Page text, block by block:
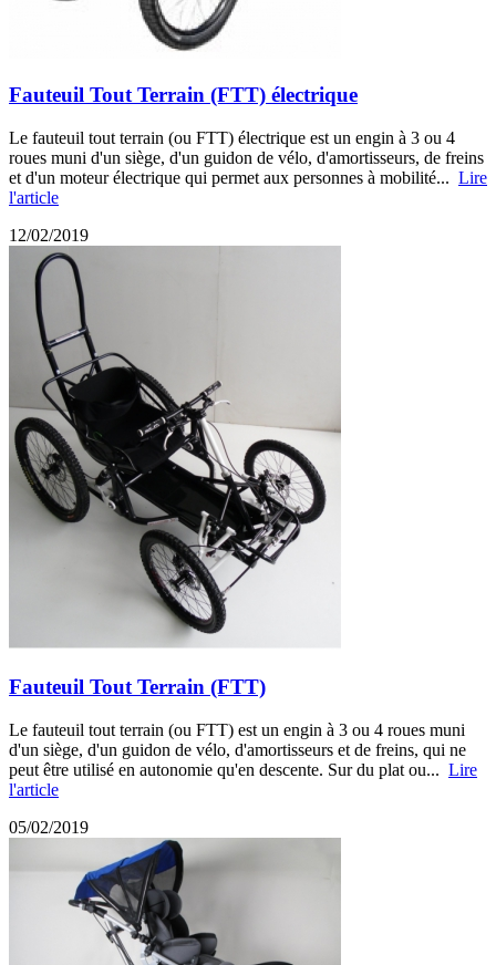
Fauteuil Tout Terrain (FTT) électrique
Le fauteuil tout terrain (ou FTT) électrique est un engin à 3 ou 4
roues muni d'un siège, d'un guidon de vélo, d'amortisseurs, de freins
et d'un moteur électrique qui permet aux personnes à mobilité... Lire
l'article
12/02/2019
Fauteuil Tout Terrain (FTT)
Le fauteuil tout terrain (ou FTT) est un engin à 3 ou 4 roues muni
d'un siège, d'un guidon de vélo, d'amortisseurs et de freins, qui ne
peut être utilisé en autonomie qu'en descente. Sur du plat ou... Lire
l'article
05/02/2019